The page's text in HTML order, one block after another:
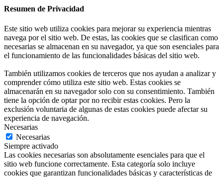
Resumen de Privacidad
Este sitio web utiliza cookies para mejorar su experiencia mientras
navega por el sitio web. De estas, las cookies que se clasifican como
necesarias se almacenan en su navegador, ya que son esenciales para
el funcionamiento de las funcionalidades básicas del sitio web.
También utilizamos cookies de terceros que nos ayudan a analizar y
comprender cómo utiliza este sitio web. Estas cookies se
almacenarán en su navegador solo con su consentimiento. También
tiene la opción de optar por no recibir estas cookies. Pero la
exclusión voluntaria de algunas de estas cookies puede afectar su
experiencia de navegación.
Necesarias
Necesarias
Siempre activado
Las cookies necesarias son absolutamente esenciales para que el
sitio web funcione correctamente. Esta categoría solo incluye
cookies que garantizan funcionalidades básicas y características de